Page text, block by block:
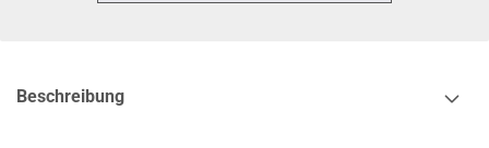
Beschreibung